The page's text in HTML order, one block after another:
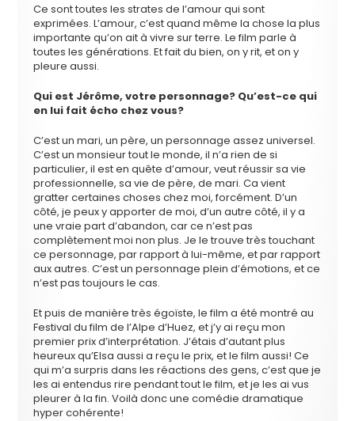
Ce sont toutes les strates de l’amour qui sont
exprimées. L’amour, c’est quand même la chose la plus
importante qu’on ait à vivre sur terre. Le film parle à
toutes les générations. Et fait du bien, on y rit, et on y
pleure aussi.
Qui est Jérôme, votre personnage? Qu’est-ce qui
en lui fait écho chez vous?
C’est un mari, un père, un personnage assez universel.
C’est un monsieur tout le monde, il n’a rien de si
particulier, il est en quête d’amour, veut réussir sa vie
professionnelle, sa vie de père, de mari. Ca vient
gratter certaines choses chez moi, forcément. D’un
côté, je peux y apporter de moi, d’un autre côté, il y a
une vraie part d’abandon, car ce n’est pas
complètement moi non plus. Je le trouve très touchant
ce personnage, par rapport à lui-même, et par rapport
aux autres. C’est un personnage plein d’émotions, et ce
n’est pas toujours le cas.
Et puis de manière très égoïste, le film a été montré au
Festival du film de l’Alpe d’Huez, et j’y ai reçu mon
premier prix d’interprétation. J’étais d’autant plus
heureux qu’Elsa aussi a reçu le prix, et le film aussi! Ce
qui m’a surpris dans les réactions des gens, c’est que je
les ai entendus rire pendant tout le film, et je les ai vus
pleurer à la fin. Voilà donc une comédie dramatique
hyper cohérente!